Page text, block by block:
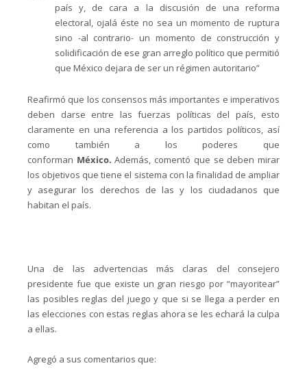
país y, de cara a la discusión de una reforma
electoral, ojalá éste no sea un momento de ruptura
sino -al contrario- un momento de construcción y
solidificación de ese gran arreglo político que permitió
que México dejara de ser un régimen autoritario”
Reafirmó que los consensos más importantes e imperativos
deben darse entre las fuerzas políticas del país, esto
claramente en una referencia a los partidos políticos, así
como también a los poderes que
conforman México. Además, comentó que se deben mirar
los objetivos que tiene el sistema con la finalidad de ampliar
y asegurar los derechos de las y los ciudadanos que
habitan el país.
Una de las advertencias más claras del consejero
presidente fue que existe un gran riesgo por “mayoritear”
las posibles reglas del juego y que si se llega a perder en
las elecciones con estas reglas ahora se les echará la culpa
a ellas.
Agregó a sus comentarios que: